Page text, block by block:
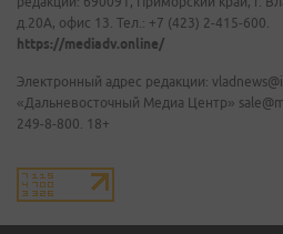
д.20А, офис 13. Тел.: +7 (423) 2-415-600.
https://mediadv.online/
Электронный адрес редакции:
«Дальневосточный Медиа Центр»
249-8-800. 18+